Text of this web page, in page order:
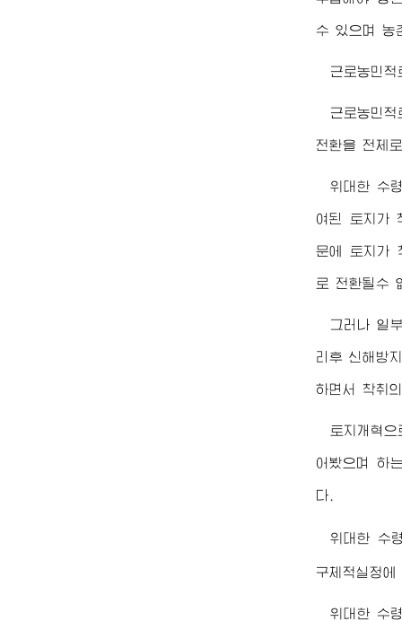
수 있으며 농
근로농민
근로농민
전환을 전제
위대한 수
여된 토지가
문에 토지가
로 전환될수
그러나 일
리후 신해방
하면서 착취
토지개혁
어봤으며 하
다.
위대한 수
구체적실정
위대한 수